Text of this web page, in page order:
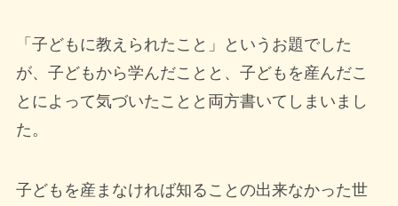
「子どもに教えられたこと」というお題でした
が、子どもから学んだことと、子どもを産んだこ
とによって気づいたことと両方書いてしまいまし
た。
子どもを産まなければ知ることの出来なかった世